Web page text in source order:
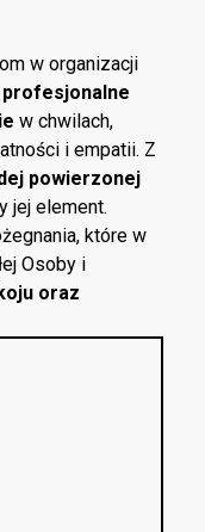
w organizacji
profesjonalne
w chwilach,
i empatii. Z
powierzonej
jej element.
które w
Osoby i
oraz